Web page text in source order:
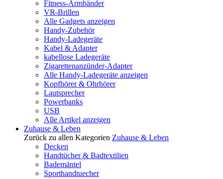
Fitness-Armbänder
VR-Brillen
Alle Gadgets anzeigen
Handy-Zubehör
Handy-Ladegeräte
Kabel & Adapter
kabellose Ladegeräte
Zigarettenanzünder-Adapter
Alle Handy-Ladegeräte anzeigen
Kopfhörer & Ohrhörer
Lautsprecher
Powerbanks
USB
Alle Artikel anzeigen
Zuhause & Leben
Zurück zu allen Kategorien Zuhause & Leben
Decken
Handtücher & Badtextilien
Bademäntel
Sporthandtuecher